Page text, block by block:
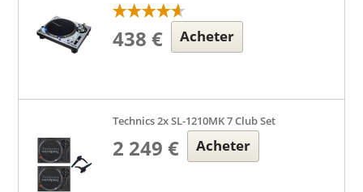
438 € Acheter
Technics 2x SL-1210MK 7 Club Set
2 249 € Acheter